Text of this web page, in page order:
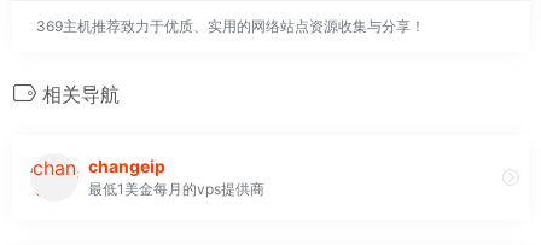
369主机推荐致力于优质、实用的网络站点资源收集与分享！
相关导航
changeip
最低1美金每月的vps提供商